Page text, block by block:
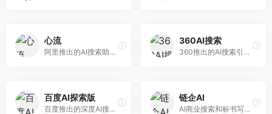
心流
阿里推出的AI搜索助手，专注于智能信息获取。面向普通用户，提供智能搜索、内容整理、知识问答等服务，与阿里生态深度整合。
360AI搜索
360推出的AI搜索引擎，专注于安全智能搜索。面向普通用户，提供智能问答、网页搜索、内容整理等服务，安全防护能力强。
百度AI探索版
百度推出的深度AI搜索引擎，整合百度知识图谱。面向中文用户，提供智能问答、知识探索、内容生成等服务，知识覆盖面广。
链企AI
AI商业搜索和标书写作工具，专注于企业服务场景。面向企业用户，提供商业信息搜索、标书生成、企业分析等服务，商业信息专业。